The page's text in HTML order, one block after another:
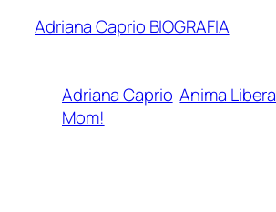
Adriana Caprio BIOGRAFIA
Adriana Caprio Anima Libera
Mom!